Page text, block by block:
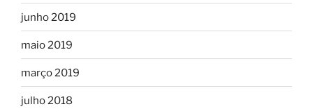
junho 2019
maio 2019
março 2019
julho 2018